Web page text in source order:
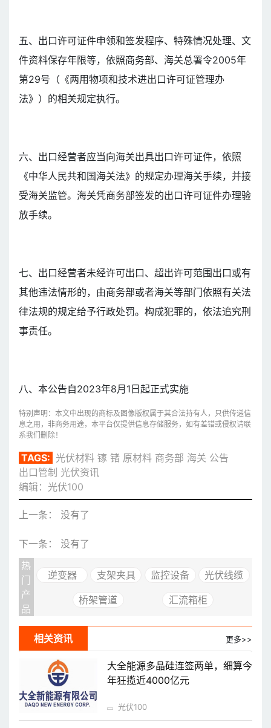
五、出口许可证件申领和签发程序、特殊情况处理、文
件资料保存年限等，依照商务部、海关总署令2005年
第29号（《两用物项和技术进出口许可证管理办
法》）的相关规定执行。
六、出口经营者应当向海关出具出口许可证件，依照
《中华人民共和国海关法》的规定办理海关手续，并接
受海关监管。海关凭商务部签发的出口许可证件办理验
放手续。
七、出口经营者未经许可出口、超出许可范围出口或有
其他违法情形的，由商务部或者海关等部门依照有关法
律法规的规定给予行政处罚。构成犯罪的，依法追究刑
事责任。
八、本公告自2023年8月1日起正式实施
特别声明：本文中出现的商标及图像版权属于其合法持有人，只供传递信
息之用，非商务用途，本平台仅提供信息存储服务，如有差错或侵权请联
系我们删除！
TAGS: 光伏材料 镓 锗 原材料 商务部 海关 公告
出口管制 光伏资讯
编辑：光伏100
上一条： 没有了
下一条： 没有了
热
门
产
品
逆变器 支架夹具 监控设备 光伏线缆
桥架管道 汇流箱柜
相关资讯 更多>>
大全能源多晶硅连签两单，细算今
年狂揽近4000亿元
光伏100